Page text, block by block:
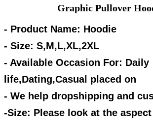
Graphic Pullover
- Product Name: Hoodie
- Size: S,M,L,XL,2XL
- Available Occasion For: Daily
life,Dating,Casual placed on
- We help dropshipping and
-Size: Please look at the